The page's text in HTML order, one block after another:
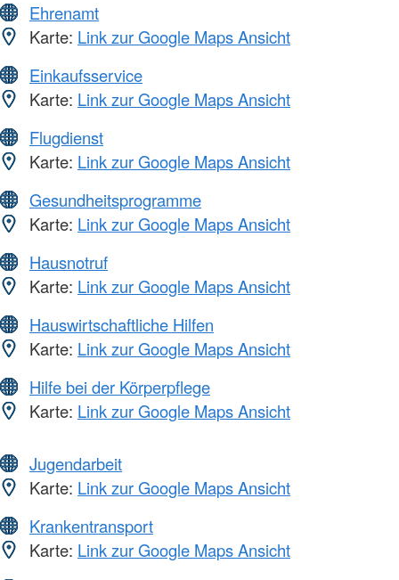
Ehrenamt
Karte: Link zur Google Maps Ansicht
Einkaufsservice
Karte: Link zur Google Maps Ansicht
Flugdienst
Karte: Link zur Google Maps Ansicht
Gesundheitsprogramme
Karte: Link zur Google Maps Ansicht
Hausnotruf
Karte: Link zur Google Maps Ansicht
Hauswirtschaftliche Hilfen
Karte: Link zur Google Maps Ansicht
Hilfe bei der Körperpflege
Karte: Link zur Google Maps Ansicht
Jugendarbeit
Karte: Link zur Google Maps Ansicht
Krankentransport
Karte: Link zur Google Maps Ansicht